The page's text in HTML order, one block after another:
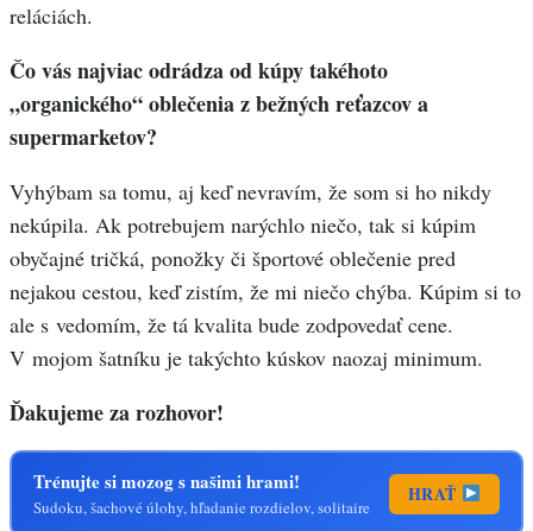
reláciách.
Čo vás najviac odrádza od kúpy takéhoto
„organického“ oblečenia z bežných reťazcov a
supermarketov?
Vyhýbam sa tomu, aj keď nevravím, že som si ho nikdy
nekúpila. Ak potrebujem narýchlo niečo, tak si kúpim
obyčajné tričká, ponožky či športové oblečenie pred
nejakou cestou, keď zistím, že mi niečo chýba. Kúpim si to
ale s vedomím, že tá kvalita bude zodpovedať cene.
V mojom šatníku je takýchto kúskov naozaj minimum.
Ďakujeme za rozhovor!
Trénujte si mozog s našimi hrami!
Sudoku, šachové úlohy, hľadanie rozdielov, solitaire
HRAŤ